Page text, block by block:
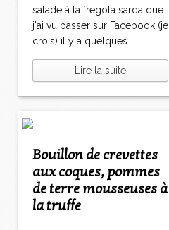
salade à la fregola sarda que
j'ai vu passer sur Facebook (je
crois) il y a quelques...
Lire la suite
Bouillon de crevettes
aux coques, pommes
de terre mousseuses à
la truffe